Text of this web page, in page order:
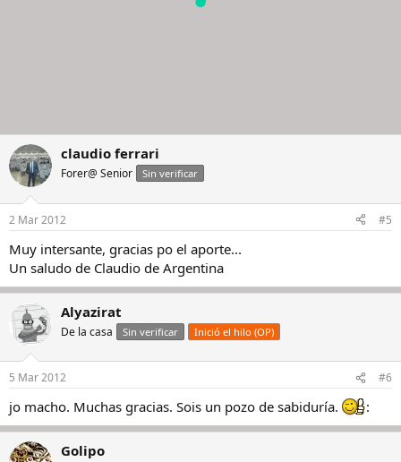
claudio ferrari
Forer@ Senior Sin verificar
2 Mar 2012 #5
Muy intersante, gracias po el aporte...
Un saludo de Claudio de Argentina
Alyazirat
De la casa Sin verificar Inició el hilo (OP)
5 Mar 2012 #6
jo macho. Muchas gracias. Sois un pozo de sabiduría. :
Golipo